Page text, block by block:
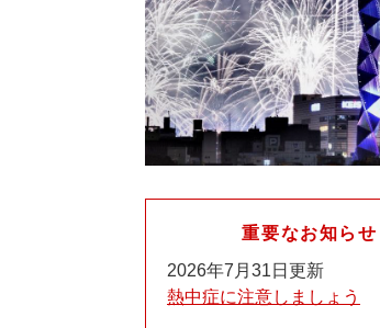
重要なお知らせ
2026年7月31日更新
熱中症に注意しましょう